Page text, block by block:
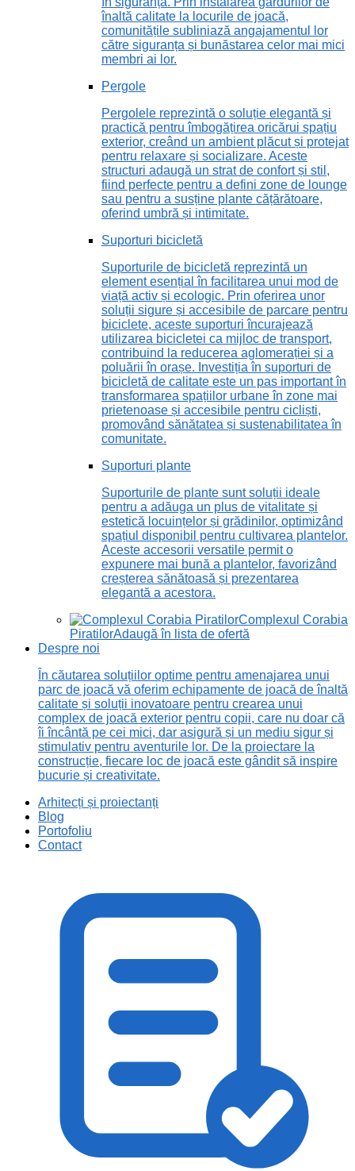
înaltă calitate la locurile de joacă,
comunitățile subliniază angajamentul lor
către siguranța și bunăstarea celor mai mici
membri ai lor.
Pergole
Pergolele reprezintă o soluție elegantă și
practică pentru îmbogățirea oricărui spațiu
exterior, creând un ambient plăcut și protejat
pentru relaxare și socializare. Aceste
structuri adaugă un strat de confort și stil,
fiind perfecte pentru a defini zone de lounge
sau pentru a susține plante cățărătoare,
oferind umbră și intimitate.
Suporturi bicicletă
Suporturile de bicicletă reprezintă un
element esențial în facilitarea unui mod de
viață activ și ecologic. Prin oferirea unor
soluții sigure și accesibile de parcare pentru
biciclete, aceste suporturi încurajează
utilizarea bicicletei ca mijloc de transport,
contribuind la reducerea aglomerației și a
poluării în orașe. Investiția în suporturi de
bicicletă de calitate este un pas important în
transformarea spațiilor urbane în zone mai
prietenoase și accesibile pentru cicliști,
promovând sănătatea și sustenabilitatea în
comunitate.
Suporturi plante
Suporturile de plante sunt soluții ideale
pentru a adăuga un plus de vitalitate și
estetică locuințelor și grădinilor, optimizând
spațiul disponibil pentru cultivarea plantelor.
Aceste accesorii versatile permit o
expunere mai bună a plantelor, favorizând
creșterea sănătoasă și prezentarea
elegantă a acestora.
Complexul Corabia
PiratilorAdaugă în lista de ofertă
Despre noi
În căutarea soluțiilor optime pentru amenajarea unui
parc de joacă vă oferim echipamente de joacă de înaltă
calitate și soluții inovatoare pentru crearea unui
complex de joacă exterior pentru copii, care nu doar că
îi încântă pe cei mici, dar asigură și un mediu sigur și
stimulativ pentru aventurile lor. De la proiectare la
construcție, fiecare loc de joacă este gândit să inspire
bucurie și creativitate.
Arhitecți și proiectanți
Blog
Portofoliu
Contact